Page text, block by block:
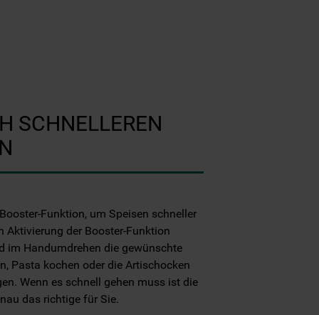
SCHNELLEREN
Funktion, um Speisen schneller
Aktivierung der Booster-Funktion
im Handumdrehen die gewünschte
Pasta kochen oder die Artischocken
Wenn es schnell gehen muss ist die
das richtige für Sie.